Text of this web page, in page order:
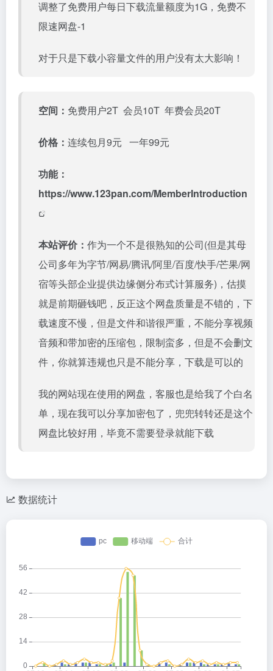
调整了免费用户每日下载流量额度为1G，免费不
限速网盘-1
对于只是下载小容量文件的用户没有太大影响！
空间： 免费用户2T 会员10T 年费会员20T
价格： 连续包月9元 一年99元
功能：
https://www.123pan.com/MemberIntroduction
本站评价： 作为一个不是很熟知的公司(但是其母
公司多年为字节/网易/腾讯/阿里/百度/快手/芒果/网
宿等头部企业提供边缘侧分布式计算服务)，估摸
就是前期砸钱吧，反正这个网盘质量是不错的，下
载速度不慢，但是文件和谐很严重，不能分享视频
音频和带加密的压缩包，限制蛮多，但是不会删文
件，你就算违规也只是不能分享，下载是可以的
我的网站现在使用的网盘，客服也是给我了个白名
单，现在我可以分享加密包了，兜兜转转还是这个
网盘比较好用，毕竟不需要登录就能下载
数据统计